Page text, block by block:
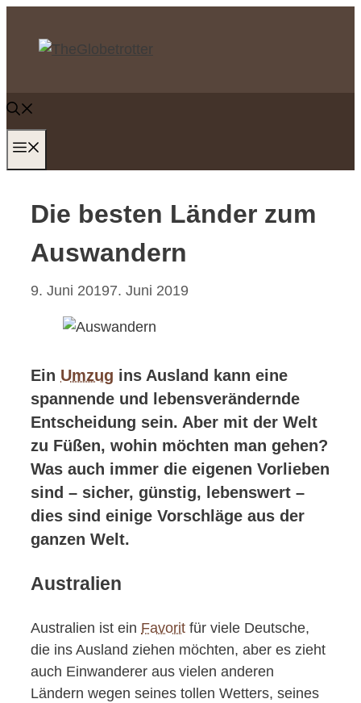
Inhalt
springen
Die besten Länder zum
Auswandern
9. Juni 20197. Juni 2019
Ein Umzug ins Ausland kann eine
spannende und lebensverändernde
Entscheidung sein. Aber mit der Welt
zu Füßen, wohin möchten man gehen?
Was auch immer die eigenen Vorlieben
sind – sicher, günstig, lebenswert –
dies sind einige Vorschläge aus der
ganzen Welt.
Australien
Australien ist ein Favorit für viele Deutsche,
die ins Ausland ziehen möchten, aber es zieht
auch Einwanderer aus vielen anderen
Ländern wegen seines tollen Wetters, seines